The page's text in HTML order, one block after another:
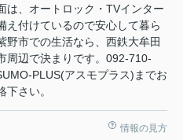
は、オートロック・TVインター
え付けているので安心して暮ら
野市での生活なら、西鉄大牟田
周辺で決まりです。092-710-
PLUS(アスモプラス)までお
下さい。
情報の見方